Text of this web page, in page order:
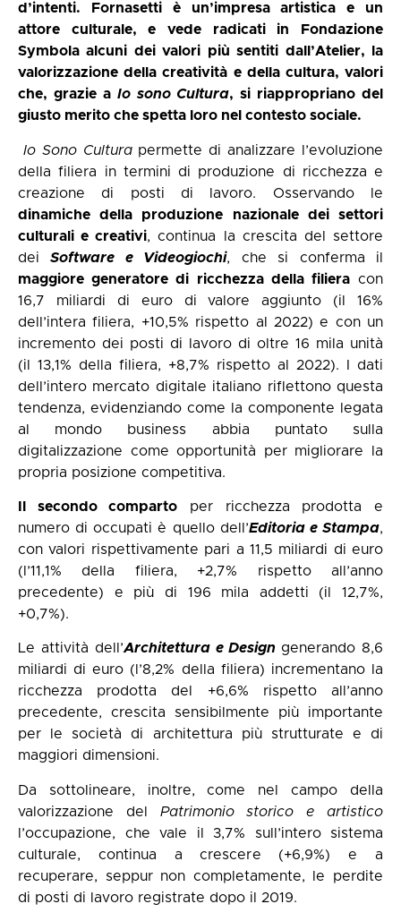
d’intenti. Fornasetti è un’impresa artistica e un
attore culturale, e vede radicati in Fondazione
Symbola alcuni dei valori più sentiti dall’Atelier, la
valorizzazione della creatività e della cultura, valori
che, grazie a Io sono Cultura, si riappropriano del
giusto merito che spetta loro nel contesto sociale.
Io Sono Culturapermette di analizzare l’evoluzione
della filiera in termini di produzione di ricchezza e
creazione di posti di lavoro. Osservando le
dinamiche della produzione nazionale dei settori
culturali e creativi, continua la crescita del settore
deiSoftware e Videogiochi, che si conferma il
maggiore generatore di ricchezza della filieracon
16,7 miliardi di euro di valore aggiunto (il 16%
dell’intera filiera, +10,5% rispetto al 2022) e con un
incremento dei posti di lavoro di oltre 16 mila unità
(il 13,1% della filiera, +8,7% rispetto al 2022). I dati
dell’intero mercato digitale italiano riflettono questa
tendenza, evidenziando come la componente legata
al mondo business abbia puntato sulla
digitalizzazione come opportunità per migliorare la
propria posizione competitiva.
Il secondo comparto per ricchezza prodotta e
numero di occupati è quello dell’Editoria e Stampa,
con valori rispettivamente pari a 11,5 miliardi di euro
(l’11,1% della filiera, +2,7% rispetto all’anno
precedente) e più di 196 mila addetti (il 12,7%,
+0,7%).
Le attività dell’Architettura e Design generando 8,6
miliardi di euro (l’8,2% della filiera) incrementano la
ricchezza prodotta del +6,6% rispetto all’anno
precedente, crescita sensibilmente più importante
per le società di architettura più strutturate e di
maggiori dimensioni.
Da sottolineare, inoltre, come nel campo della
valorizzazione del Patrimonio storico e artistico
l’occupazione, che vale il 3,7% sull’intero sistema
culturale, continua a crescere (+6,9%) e a
recuperare, seppur non completamente, le perdite
di posti di lavoro registrate dopo il 2019.